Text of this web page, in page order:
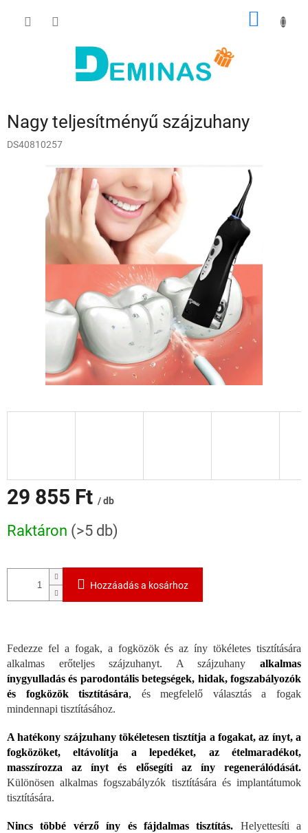
KOSÁR
Nagy teljesítményű szájzuhany
DS40810257
29 855 Ft / db
Raktáron (>5 db)
Hozzáadás a kosárhoz
Fedezze fel a fogak, a fogközök és az íny tökéletes tisztítására
alkalmas erőteljes szájzuhanyt. A szájzuhany alkalmas
ínygyulladás és parodontális betegségek, hidak, fogszabályozók
és fogközök tisztítására, és megfelelő választás a fogak
mindennapi tisztításához.
A hatékony szájzuhany tökéletesen tisztítja a fogakat, az ínyt, a
fogközöket, eltávolítja a lepedéket, az ételmaradékot,
masszírozza az ínyt és elősegíti az íny regenerálódását.
Különösen alkalmas fogszabályzók tisztítására és implantátumok
tisztítására.
Nincs többé vérző íny és fájdalmas tisztítás. Helyettesíti a